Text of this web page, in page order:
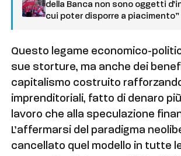
della Banca non sono oggetti
cui poter disporre a piacimento”
Questo legame economico-
sue storture, ma anche dei
capitalismo costruito
imprenditoriali, fatto di denaro
lavoro che alla speculazione
L’affermarsi del paradigma
cancellato quel modello in tutte